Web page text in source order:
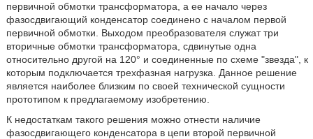
первичной обмотки трансформатора, а ее начало через
фазосдвигающий конденсатор соединено с началом первой
первичной обмотки. Выходом преобразователя служат три
вторичные обмотки трансформатора, сдвинутые одна
относительно другой на 120° и соединенные по схеме "звезда", к
которым подключается трехфазная нагрузка. Данное решение
является наиболее близким по своей технической сущности
прототипом к предлагаемому изобретению.
К недостаткам такого решения можно отнести наличие
фазосдвигающего конденсатора в цепи второй первичной